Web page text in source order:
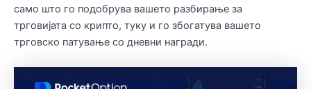
само што го подобрува вашето разбирање за
трговијата со крипто, туку и го збогатува вашето
трговско патување со дневни награди.